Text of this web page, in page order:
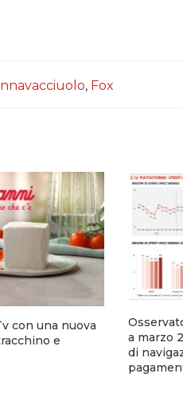
, Fox
con una nuova
e
a marzo
di